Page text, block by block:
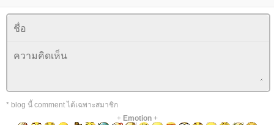
* blog นี้ comment ได้เฉพาะสมาชิก
+ Emotion+